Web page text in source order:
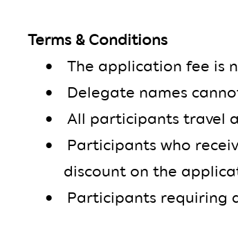
Terms & Conditions
•
The application fee is
•
Delegate names
•
All participants travel
•
Participants who
discount on the
•
Participants requiring